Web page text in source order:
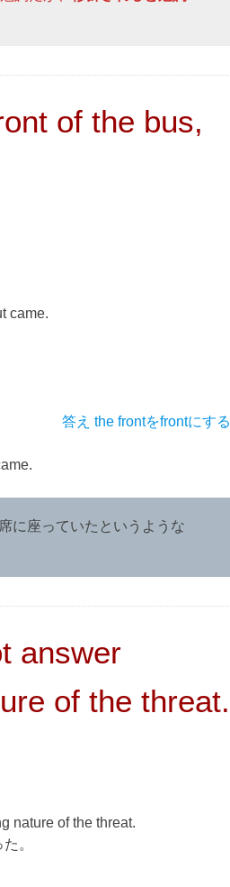
of the bus,
came.
答え the frontをfrontにする
に座っていたというような
answer
of the threat.
nature of the threat.
。